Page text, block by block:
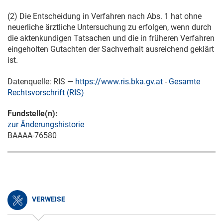
(2) Die Entscheidung in Verfahren nach Abs. 1 hat ohne
neuerliche ärztliche Untersuchung zu erfolgen, wenn durch
die aktenkundigen Tatsachen und die in früheren Verfahren
eingeholten Gutachten der Sachverhalt ausreichend geklärt
ist.
Datenquelle: RIS — https://www.ris.bka.gv.at - Gesamte
Rechtsvorschrift (RIS)
Fundstelle(n):
zur Änderungshistorie
BAAAA-76580
VERWEISE